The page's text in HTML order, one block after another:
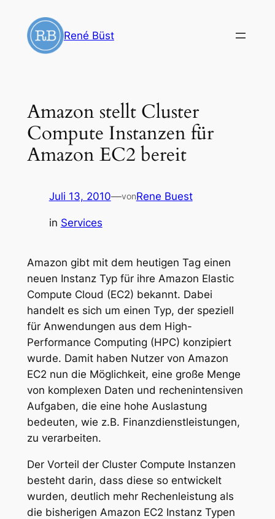
Inhalt
springen
René Büst
Amazon stellt Cluster
Compute Instanzen für
Amazon EC2 bereit
Juli 13, 2010—vonRene Buest
in Services
Amazon gibt mit dem heutigen Tag einen
neuen Instanz Typ für ihre Amazon Elastic
Compute Cloud (EC2) bekannt. Dabei
handelt es sich um einen Typ, der speziell
für Anwendungen aus dem High-
Performance Computing (HPC) konzipiert
wurde. Damit haben Nutzer von Amazon
EC2 nun die Möglichkeit, eine große Menge
von komplexen Daten und rechenintensiven
Aufgaben, die eine hohe Auslastung
bedeuten, wie z.B. Finanzdienstleistungen,
zu verarbeiten.
Der Vorteil der Cluster Compute Instanzen
besteht darin, dass diese so entwickelt
wurden, deutlich mehr Rechenleistung als
die bisherigen Amazon EC2 Instanz Typen